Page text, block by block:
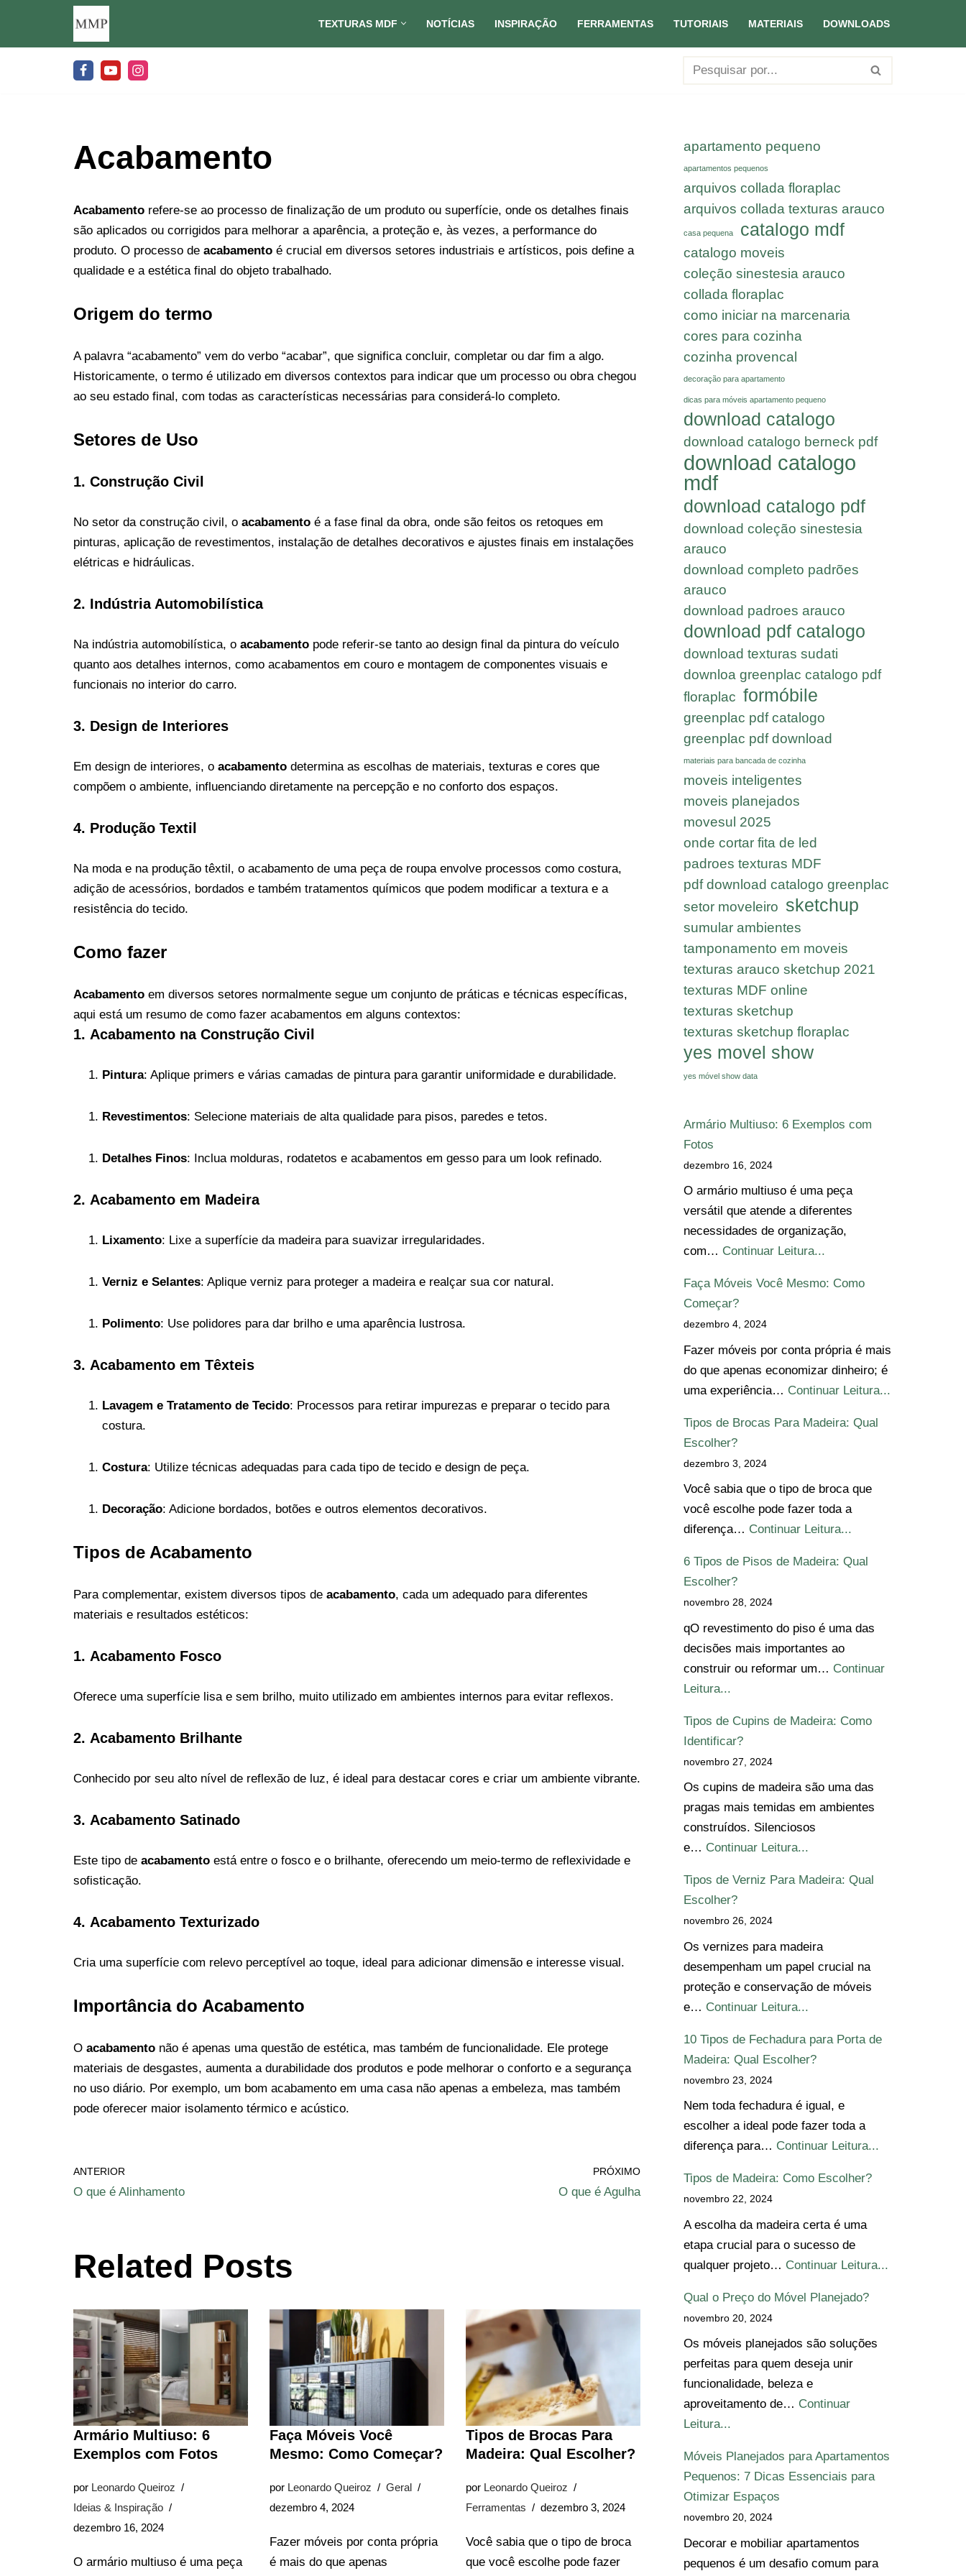
TEXTURAS MDF NOTÍCIAS INSPIRAÇÃO FERRAMENTAS TUTORIAIS MATERIAIS DOWNLOADS
Acabamento
Acabamento refere-se ao processo de finalização de um produto ou superfície, onde os detalhes finais
são aplicados ou corrigidos para melhorar a aparência, a proteção e, às vezes, a performance do
produto. O processo de acabamento é crucial em diversos setores industriais e artísticos, pois define a
qualidade e a estética final do objeto trabalhado.
Origem do termo
A palavra “acabamento” vem do verbo “acabar”, que significa concluir, completar ou dar fim a algo.
Historicamente, o termo é utilizado em diversos contextos para indicar que um processo ou obra chegou
ao seu estado final, com todas as características necessárias para considerá-lo completo.
Setores de Uso
1. Construção Civil
No setor da construção civil, o acabamento é a fase final da obra, onde são feitos os retoques em
pinturas, aplicação de revestimentos, instalação de detalhes decorativos e ajustes finais em instalações
elétricas e hidráulicas.
2. Indústria Automobilística
Na indústria automobilística, o acabamento pode referir-se tanto ao design final da pintura do veículo
quanto aos detalhes internos, como acabamentos em couro e montagem de componentes visuais e
funcionais no interior do carro.
3. Design de Interiores
Em design de interiores, o acabamento determina as escolhas de materiais, texturas e cores que
compõem o ambiente, influenciando diretamente na percepção e no conforto dos espaços.
4. Produção Textil
Na moda e na produção têxtil, o acabamento de uma peça de roupa envolve processos como costura,
adição de acessórios, bordados e também tratamentos químicos que podem modificar a textura e a
resistência do tecido.
Como fazer
Acabamento em diversos setores normalmente segue um conjunto de práticas e técnicas específicas,
aqui está um resumo de como fazer acabamentos em alguns contextos:
1. Acabamento na Construção Civil
Pintura: Aplique primers e várias camadas de pintura para garantir uniformidade e durabilidade.
Revestimentos: Selecione materiais de alta qualidade para pisos, paredes e tetos.
Detalhes Finos: Inclua molduras, rodatetos e acabamentos em gesso para um look refinado.
2. Acabamento em Madeira
Lixamento: Lixe a superfície da madeira para suavizar irregularidades.
Verniz e Selantes: Aplique verniz para proteger a madeira e realçar sua cor natural.
Polimento: Use polidores para dar brilho e uma aparência lustrosa.
3. Acabamento em Têxteis
Lavagem e Tratamento de Tecido: Processos para retirar impurezas e preparar o tecido para
costura.
Costura: Utilize técnicas adequadas para cada tipo de tecido e design de peça.
Decoração: Adicione bordados, botões e outros elementos decorativos.
Tipos de Acabamento
Para complementar, existem diversos tipos de acabamento, cada um adequado para diferentes
materiais e resultados estéticos:
1. Acabamento Fosco
Oferece uma superfície lisa e sem brilho, muito utilizado em ambientes internos para evitar reflexos.
2. Acabamento Brilhante
Conhecido por seu alto nível de reflexão de luz, é ideal para destacar cores e criar um ambiente vibrante.
3. Acabamento Satinado
Este tipo de acabamento está entre o fosco e o brilhante, oferecendo um meio-termo de reflexividade e
sofisticação.
4. Acabamento Texturizado
Cria uma superfície com relevo perceptível ao toque, ideal para adicionar dimensão e interesse visual.
Importância do Acabamento
O acabamento não é apenas uma questão de estética, mas também de funcionalidade. Ele protege
materiais de desgastes, aumenta a durabilidade dos produtos e pode melhorar o conforto e a segurança
no uso diário. Por exemplo, um bom acabamento em uma casa não apenas a embeleza, mas também
pode oferecer maior isolamento térmico e acústico.
ANTERIOR
O que é Alinhamento
PRÓXIMO
O que é Agulha
Related Posts
Armário Multiuso: 6
Exemplos com Fotos
por Leonardo Queiroz
Ideias & Inspiração
dezembro 16, 2024
O armário multiuso é uma peça
Faça Móveis Você
Mesmo: Como Começar?
por Leonardo Queiroz
Geral
dezembro 4, 2024
Fazer móveis por conta própria
é mais do que apenas
Tipos de Brocas Para
Madeira: Qual Escolher?
por Leonardo Queiroz
Ferramentas
dezembro 3, 2024
Você sabia que o tipo de broca
que você escolhe pode fazer
apartamento pequeno
apartamentos pequenos
arquivos collada floraplac
arquivos collada texturas arauco
casa pequena catalogo mdf
catalogo moveis
coleção sinestesia arauco
collada floraplac
como iniciar na marcenaria
cores para cozinha
cozinha provencal
decoração para apartamento
dicas para móveis apartamento pequeno
download catalogo
download catalogo berneck pdf
download catalogo
mdf
download catalogo pdf
download coleção sinestesia
arauco
download completo padrões
arauco
download padroes arauco
download pdf catalogo
download texturas sudati
downloa greenplac catalogo pdf
floraplac formóbile
greenplac pdf catalogo
greenplac pdf download
materiais para bancada de cozinha
moveis inteligentes
moveis planejados
movesul 2025
onde cortar fita de led
padroes texturas MDF
pdf download catalogo greenplac
setor moveleiro sketchup
sumular ambientes
tamponamento em moveis
texturas arauco sketchup 2021
texturas MDF online
texturas sketchup
texturas sketchup floraplac
yes movel show
yes móvel show data
Armário Multiuso: 6 Exemplos com
Fotos
dezembro 16, 2024
O armário multiuso é uma peça
versátil que atende a diferentes
necessidades de organização,
com… Continuar Leitura...
Faça Móveis Você Mesmo: Como
Começar?
dezembro 4, 2024
Fazer móveis por conta própria é mais
do que apenas economizar dinheiro; é
uma experiência… Continuar Leitura...
Tipos de Brocas Para Madeira: Qual
Escolher?
dezembro 3, 2024
Você sabia que o tipo de broca que
você escolhe pode fazer toda a
diferença… Continuar Leitura...
6 Tipos de Pisos de Madeira: Qual
Escolher?
novembro 28, 2024
qO revestimento do piso é uma das
decisões mais importantes ao
construir ou reformar um… Continuar
Leitura...
Tipos de Cupins de Madeira: Como
Identificar?
novembro 27, 2024
Os cupins de madeira são uma das
pragas mais temidas em ambientes
construídos. Silenciosos
e… Continuar Leitura...
Tipos de Verniz Para Madeira: Qual
Escolher?
novembro 26, 2024
Os vernizes para madeira
desempenham um papel crucial na
proteção e conservação de móveis
e… Continuar Leitura...
10 Tipos de Fechadura para Porta de
Madeira: Qual Escolher?
novembro 23, 2024
Nem toda fechadura é igual, e
escolher a ideal pode fazer toda a
diferença para… Continuar Leitura...
Tipos de Madeira: Como Escolher?
novembro 22, 2024
A escolha da madeira certa é uma
etapa crucial para o sucesso de
qualquer projeto… Continuar Leitura...
Qual o Preço do Móvel Planejado?
novembro 20, 2024
Os móveis planejados são soluções
perfeitas para quem deseja unir
funcionalidade, beleza e
aproveitamento de… Continuar
Leitura...
Móveis Planejados para Apartamentos
Pequenos: 7 Dicas Essenciais para
Otimizar Espaços
novembro 20, 2024
Decorar e mobiliar apartamentos
pequenos é um desafio comum para